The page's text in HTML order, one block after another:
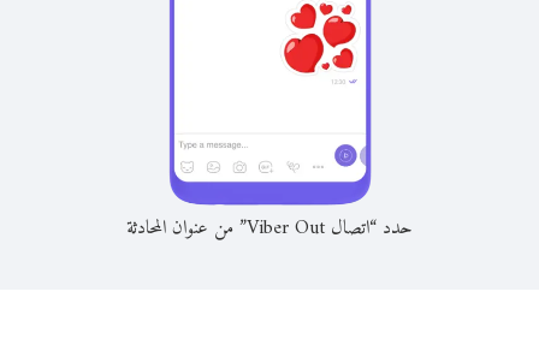
حدد “اتصال Viber Out” من عنوان المحادثة